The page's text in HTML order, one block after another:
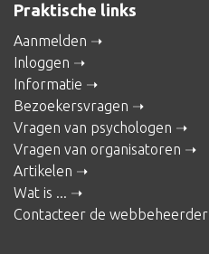
Praktische links
Aanmelden
Inloggen
Informatie
Bezoekersvragen
Vragen van psychologen
Vragen van organisatoren
Artikelen
Wat is ...
Contacteer de webbeheerder